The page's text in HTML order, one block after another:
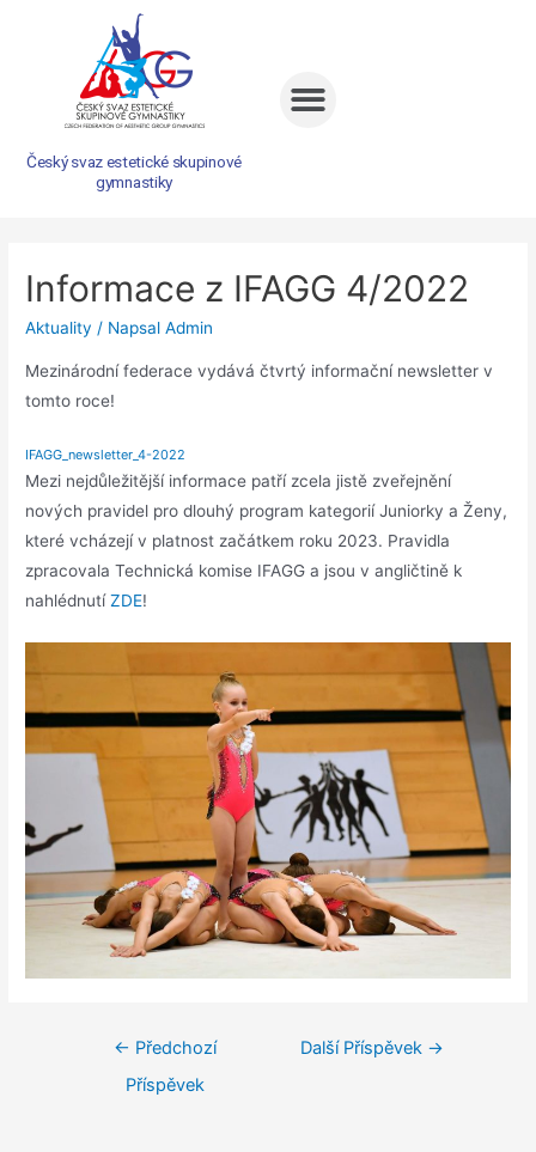
Český svaz estetické skupinové
gymnastiky
Informace z IFAGG 4/2022
Aktuality / NapsalAdmin
Mezinárodní federace vydává čtvrtý informační newsletter v
tomto roce!
IFAGG_newsletter_4-2022
Mezi nejdůležitější informace patří zcela jistě zveřejnění
nových pravidel pro dlouhý program kategorií Juniorky a Ženy,
které vcházejí v platnost začátkem roku 2023. Pravidla
zpracovala Technická komise IFAGG a jsou v angličtině k
nahlédnutíZDE!
← Předchozí
Příspěvek
Další Příspěvek →